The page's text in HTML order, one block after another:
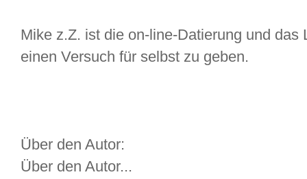
Mike z.Z. ist die on-line-Datierung und
einen Versuch für selbst zu geben.
Über den Autor:
Über den Autor...